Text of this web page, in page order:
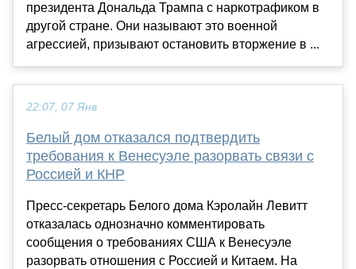
президента Дональда Трампа с наркотрафиком в
другой стране. Они называют это военной
агрессией, призывают остановить вторжение в ...
22:07, 07 Янв
Белый дом отказался подтвердить
требования к Венесуэле разорвать связи с
Россией и КНР
Пресс-секретарь Белого дома Кэролайн Левитт
отказалась однозначно комментировать
сообщения о требованиях США к Венесуэле
разорвать отношения с Россией и Китаем. На